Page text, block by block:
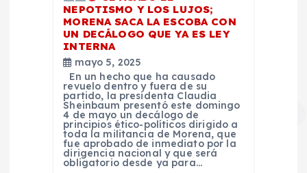
NEPOTISMO Y LOS LUJOS;
MORENA SACA LA ESCOBA CON
UN DECÁLOGO QUE YA ES LEY
INTERNA
mayo 5, 2025
En un hecho que ha causado
revuelo dentro y fuera de su
partido, la presidenta Claudia
Sheinbaum presentó este domingo
4 de mayo un decálogo de
principios ético-políticos dirigido a
toda la militancia de Morena, que
fue aprobado de inmediato por la
dirigencia nacional y que será
obligatorio desde ya para…